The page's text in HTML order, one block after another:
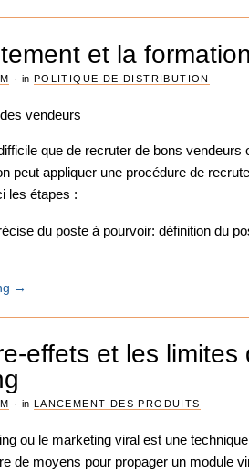
et la
·in POLITIQUE DE DISTRIBUTION
vendeurs
que de recruter de bons
peut appliquer une procédure de
les étapes :
du poste à pourvoir: définition du
→
effets et les limites
·in LANCEMENT DES PRODUITS
ou le marketing viral est une
de moyens pour propager un module